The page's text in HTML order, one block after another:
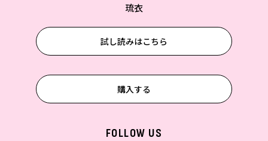
琉衣
試し読みはこちら
購入する
FOLLOW US